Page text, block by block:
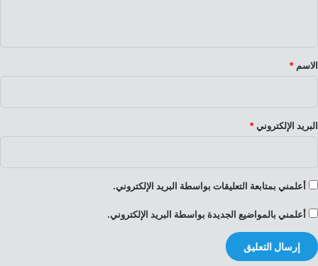
*
الاسم *
البريد الإلكتروني *
أعلمني بمتابعة التعليقات بواسطة البريد الإلكتروني.
أعلمني بالمواضيع الجديدة بواسطة البريد الإلكتروني.